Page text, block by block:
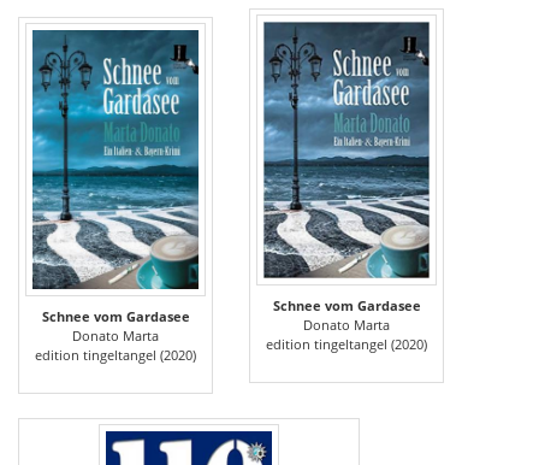
Schnee vom Gardasee
Donato Marta
edition tingeltangel (2020)
Schnee vom Gardasee
Donato Marta
edition tingeltangel (2020)